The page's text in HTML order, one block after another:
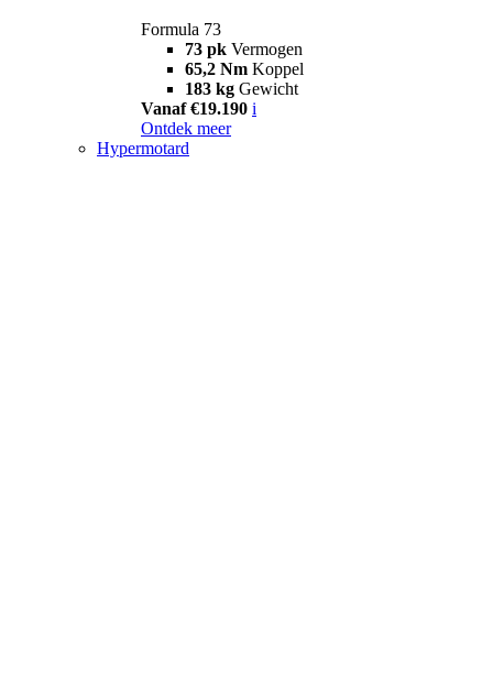
Formula 73
73 pk Vermogen
65,2 Nm Koppel
183 kg Gewicht
Vanaf €19.190 i
Ontdek meer
Hypermotard